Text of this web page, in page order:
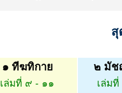
สุ
๑ ทีฆทิกาย
เล่มที่ ๙ - ๑๑
๒ มัช
เล่ม